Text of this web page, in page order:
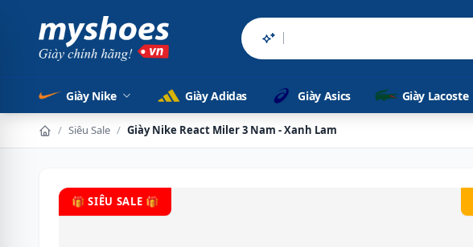
Sản phẩm chính
Giày Nike Giày Adidas Giày Asics Giày Lacoste
/ Siêu Sale / Giày Nike React Miler 3 Nam - Xanh Lam
🎁 SIÊU SALE 🎁